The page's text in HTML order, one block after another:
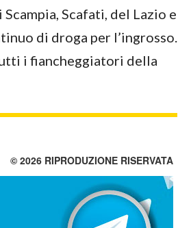
Scafati, del Lazio e
di droga per l’ingrosso.
i fiancheggiatori della
© 2026 RIPRODUZIONE RISERVATA